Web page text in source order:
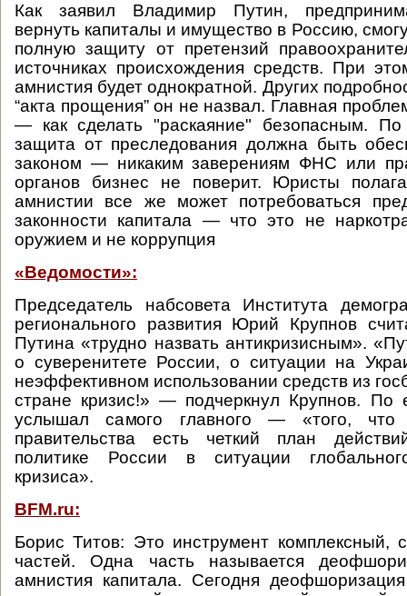
Как заявил Владимир Путин,
вернуть капиталы и имущество в Россию,
полную защиту от претензий
источниках происхождения средств. При
амнистия будет однократной. Других
“акта прощения” он не назвал. Главная
— как сделать "раскаяние" безопасным.
защита от преследования должна быть
законом — никаким заверениям ФНС или
органов бизнес не поверит. Юристы
амнистии все же может потребоваться
законности капитала — что это не
оружием и не коррупция
«Ведомости»:
Председатель набсовета Института
регионального развития Юрий Крупнов
Путина «трудно назвать антикризисным».
о суверенитете России, о ситуации на
неэффективном использовании средств из
стране кризис!» — подчеркнул Крупнов. По
услышал самого главного — «того,
правительства есть четкий план
политике России в ситуации
кризиса».
BFM.ru:
Борис Титов: Это инструмент комплексный,
частей. Одна часть называется
амнистия капитала. Сегодня